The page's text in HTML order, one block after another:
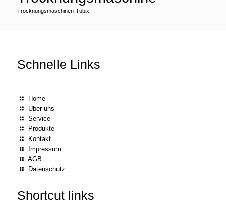
Trocknungsmaschinen Tubix
Schnelle Links
Home
Über uns
Service
Produkte
Kontakt
Impressum
AGB
Datenschutz
Shortcut links